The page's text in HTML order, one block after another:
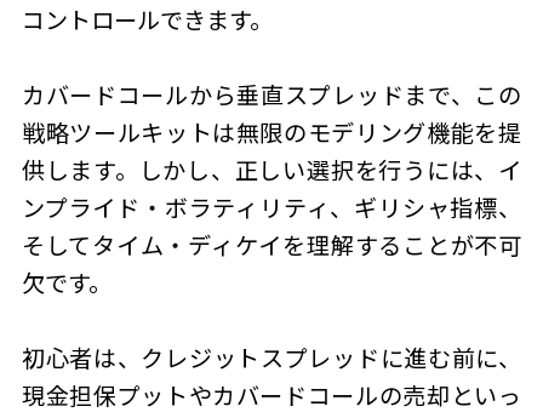
コントロールできます。
カバードコールから垂直スプレッドまで、この
戦略ツールキットは無限のモデリング機能を提
供します。しかし、正しい選択を行うには、イ
ンプライド・ボラティリティ、ギリシャ指標、
そしてタイム・ディケイを理解することが不可
欠です。
初心者は、クレジットスプレッドに進む前に、
現金担保プットやカバードコールの売却といっ